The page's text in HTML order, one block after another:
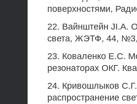
поверхностями,
22. Вайнштейн JI.A.
света, ЖЭТФ, 44,
23. Коваленко Е.С.
резонаторах ОКГ.
24. Кривошлыков
распространение